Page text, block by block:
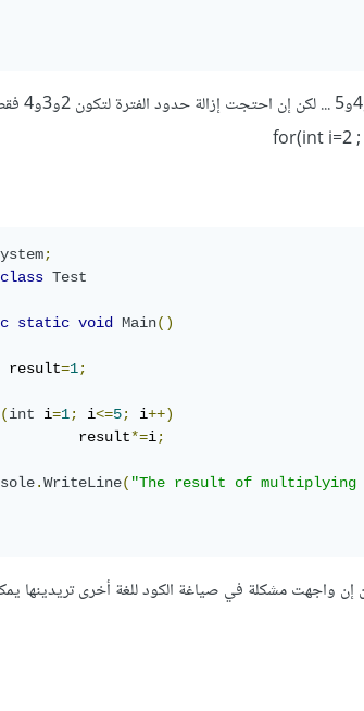
اعتبرت الأرقام
;
class Test
static void Main()
result=1;
(int i=1; i<=5; i++)
		result
*=i;
.WriteLine( "The result of multiplying
واجهت مشكلة في صياغة الكود للغة أخرى تريدينها